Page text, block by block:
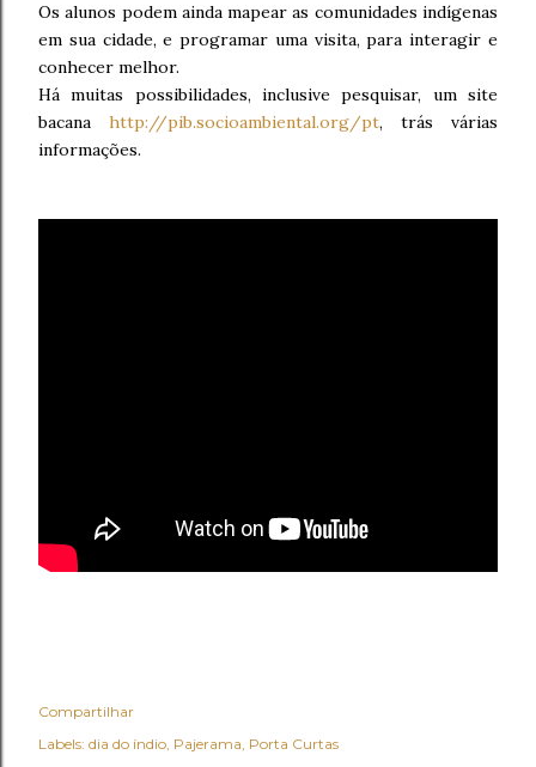
Os alunos podem ainda mapear as comunidades indígenas
em sua cidade, e programar uma visita, para interagir e
conhecer melhor.
Há muitas possibilidades, inclusive pesquisar, um site
bacana http://pib.socioambiental.org/pt, trás várias
informações.
Compartilhar
Labels: dia do índio Pajerama Porta Curtas